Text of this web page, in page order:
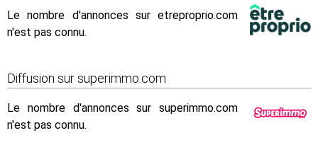
Le nombre d'annonces sur etreproprio.com
n'est pas connu.
Diffusion sur superimmo.com
Le nombre d'annonces sur superimmo.com
n'est pas connu.